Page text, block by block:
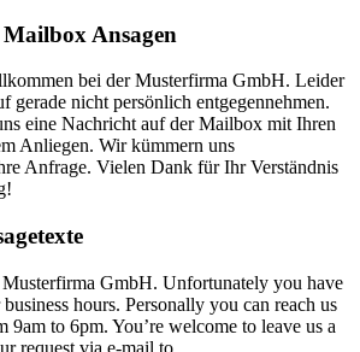
Ansagen
bei der Musterfirma GmbH. Leider
gerade nicht persönlich entgegennehmen.
eine Nachricht auf der Mailbox mit Ihren
Anliegen. Wir kümmern uns
Anfrage. Vielen Dank für Ihr Verständnis
GmbH. Unfortunately you have
hours. Personally you can reach us
to 6pm. You’re welcome to leave us a
request via e-mail to